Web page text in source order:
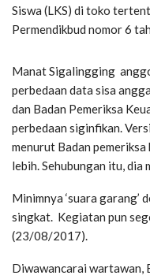
Siswa (LKS) di toko
Permendikbud nomor 6
Manat Sigalingging
perbedaan data sisa
dan Badan Pemeriksa
perbedaan siginfikan.
menurut Badan
lebih. Sehubungan itu,
Minimnya ‘suara garang’
singkat. Kegiatan pun
(23/08/2017).
Diwawancarai wartawan,